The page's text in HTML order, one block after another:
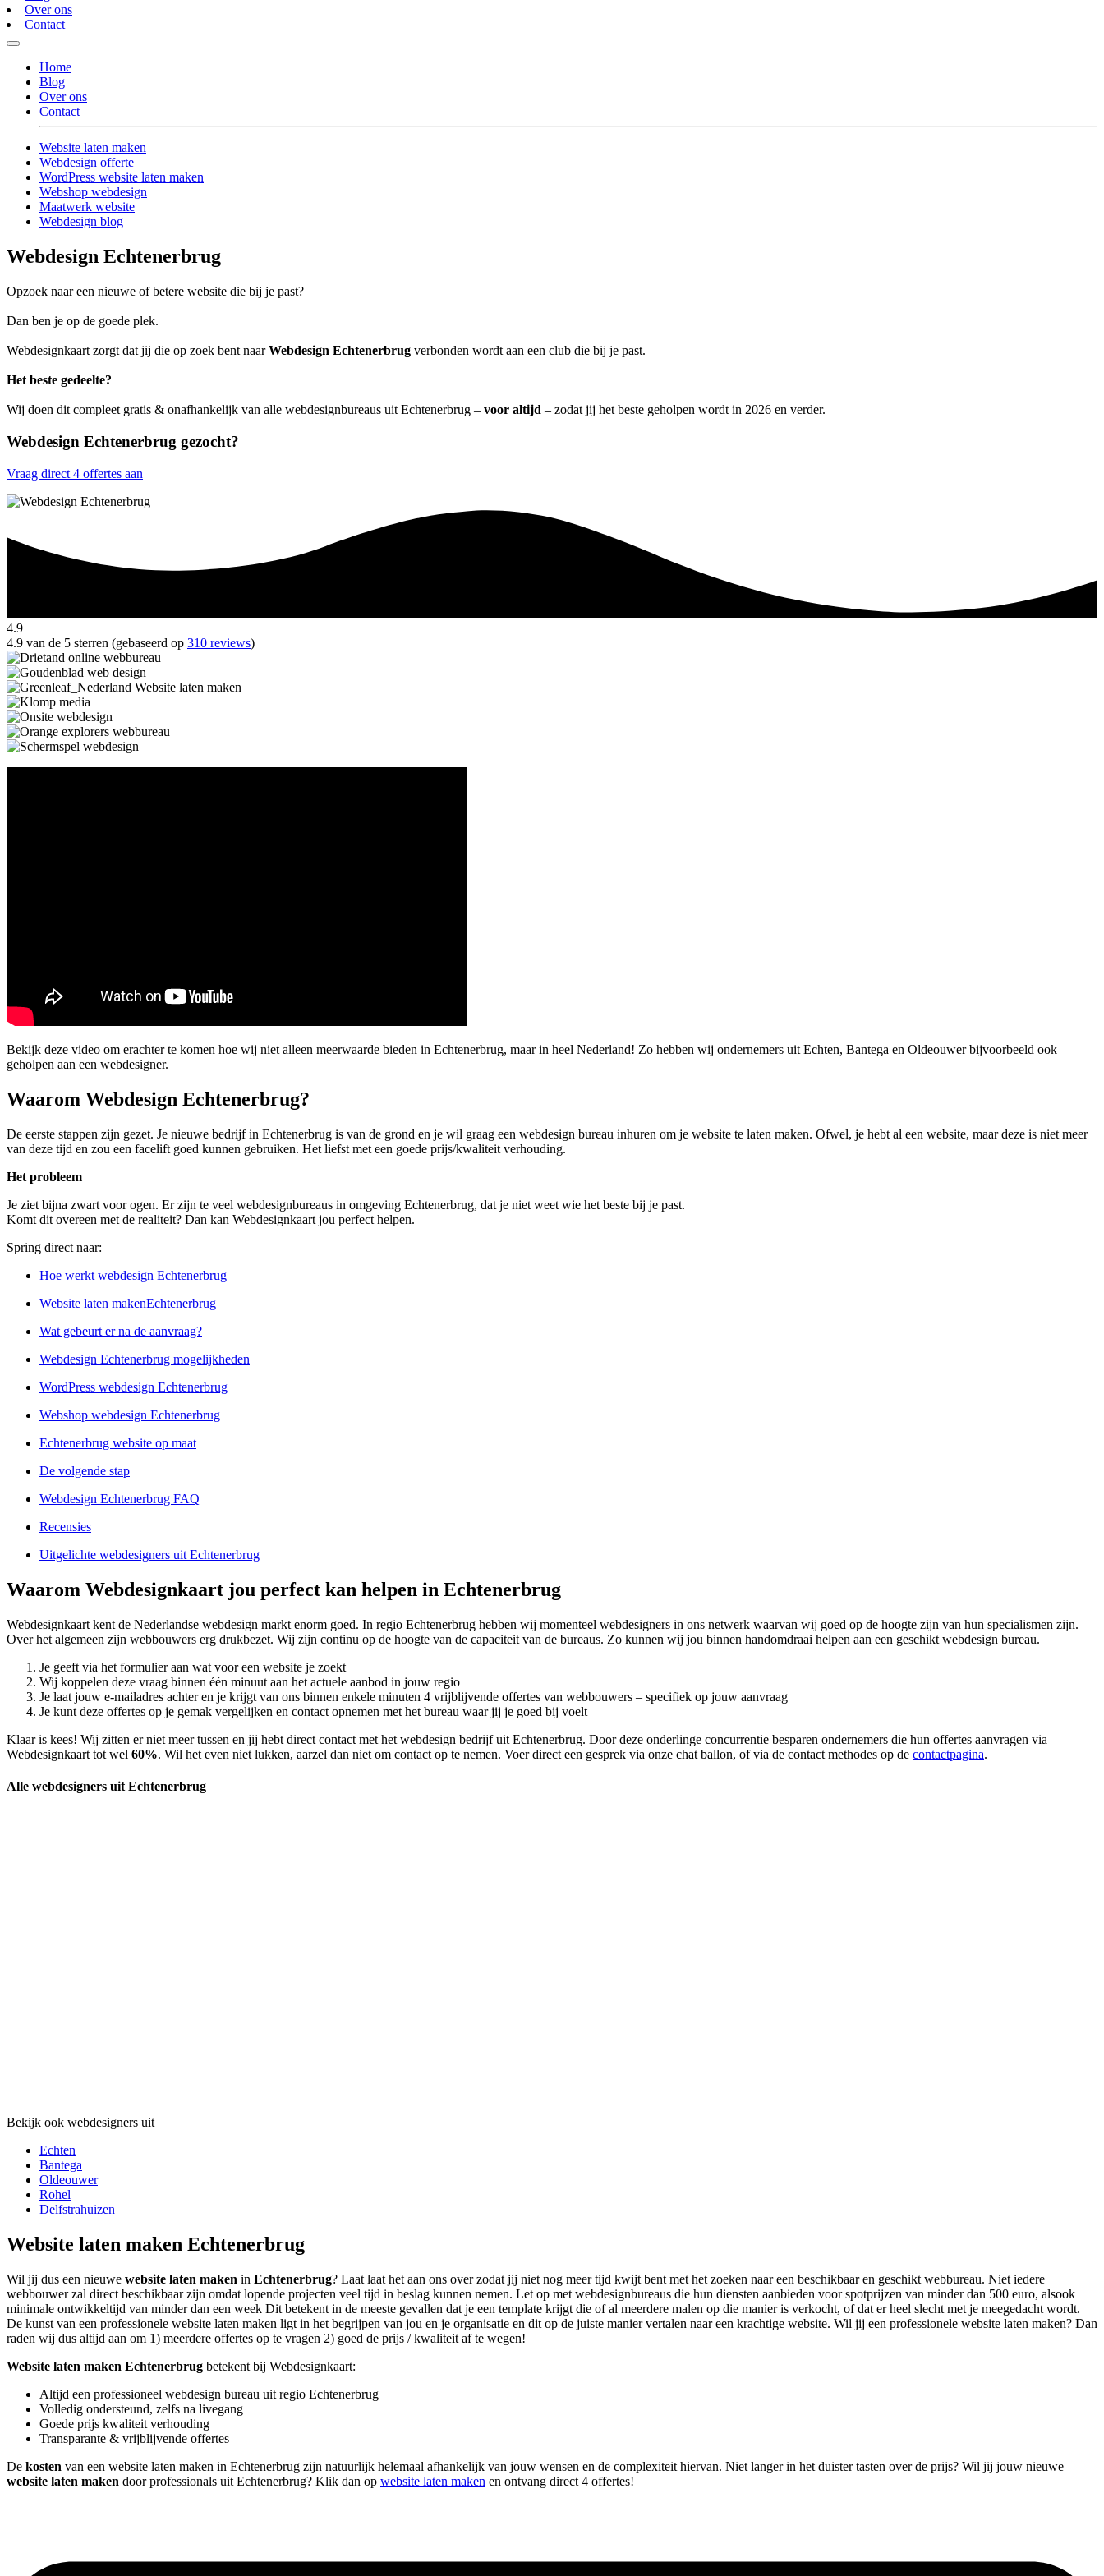
Over ons
Contact
Home
Blog
Over ons
Contact
Website laten maken
Webdesign offerte
WordPress website laten maken
Webshop webdesign
Maatwerk website
Webdesign blog
Webdesign Echtenerbrug
Opzoek naar een nieuwe of betere website die bij je past?
Dan ben je op de goede plek.
Webdesignkaart zorgt dat jij die op zoek bent naarWebdesign Echtenerbrug verbonden wordt aan een club die bij je past.
Het beste gedeelte?
Wij doen dit compleet gratis & onafhankelijk van alle webdesignbureaus uit Echtenerbrug – voor altijd – zodat jij het beste geholpen wordt in 2026 en verder.
Webdesign Echtenerbrug gezocht?
Vraag direct 4 offertes aan
4.9
4.9 van de 5 sterren (gebaseerd op 310 reviews)
Bekijk deze video om erachter te komen hoe wij niet alleen meerwaarde bieden in Echtenerbrug, maar in heel Nederland! Zo hebben wij ondernemers uit Echten, Bantega en Oldeouwer bijvoorbeeld ook
geholpen aan een webdesigner.
Waarom Webdesign Echtenerbrug?
De eerste stappen zijn gezet. Je nieuwe bedrijf in Echtenerbrug is van de grond en je wil graag een webdesign bureau inhuren om je website te laten maken. Ofwel, je hebt al een website, maar deze is niet meer
van deze tijd en zou een facelift goed kunnen gebruiken. Het liefst met een goede prijs/kwaliteit verhouding.
Het probleem
Je ziet bijna zwart voor ogen. Er zijn te veel webdesignbureaus in omgeving Echtenerbrug, dat je niet weet wie het beste bij je past.
Komt dit overeen met de realiteit? Dan kan Webdesignkaart jou perfect helpen.
Spring direct naar:
Hoe werkt webdesign Echtenerbrug
Website laten makenEchtenerbrug
Wat gebeurt er na de aanvraag?
Webdesign Echtenerbrug mogelijkheden
WordPress webdesign Echtenerbrug
Webshop webdesign Echtenerbrug
Echtenerbrug website op maat
De volgende stap
Webdesign Echtenerbrug FAQ
Recensies
Uitgelichte webdesigners uit Echtenerbrug
Waarom Webdesignkaart jou perfect kan helpen in Echtenerbrug
Webdesignkaart kent de Nederlandse webdesign markt enorm goed. In regio Echtenerbrug hebben wij momenteel webdesigners in ons netwerk waarvan wij goed op de hoogte zijn van hun specialismen zijn.
Over het algemeen zijn webbouwers erg drukbezet. Wij zijn continu op de hoogte van de capaciteit van de bureaus. Zo kunnen wij jou binnen handomdraai helpen aan een geschikt webdesign bureau.
Je geeft via het formulier aan wat voor een website je zoekt
Wij koppelen deze vraag binnen één minuut aan het actuele aanbod in jouw regio
Je laat jouw e-mailadres achter en je krijgt van ons binnen enkele minuten 4 vrijblijvende offertes van webbouwers – specifiek op jouw aanvraag
Je kunt deze offertes op je gemak vergelijken en contact opnemen met het bureau waar jij je goed bij voelt
Klaar is kees! Wij zitten er niet meer tussen en jij hebt direct contact met het webdesign bedrijf uit Echtenerbrug. Door deze onderlinge concurrentie besparen ondernemers die hun offertes aanvragen via
Webdesignkaart tot wel 60%. Wil het even niet lukken, aarzel dan niet om contact op te nemen. Voer direct een gesprek via onze chat ballon, of via de contact methodes op de contactpagina.
Alle webdesigners uit Echtenerbrug
Bekijk ook webdesigners uit
Echten
Bantega
Oldeouwer
Rohel
Delfstrahuizen
Website laten maken Echtenerbrug
Wil jij dus een nieuwe website laten maken in Echtenerbrug? Laat laat het aan ons over zodat jij niet nog meer tijd kwijt bent met het zoeken naar een beschikbaar en geschikt webbureau. Niet iedere
webbouwer zal direct beschikbaar zijn omdat lopende projecten veel tijd in beslag kunnen nemen. Let op met webdesignbureaus die hun diensten aanbieden voor spotprijzen van minder dan 500 euro, alsook
minimale ontwikkeltijd van minder dan een week Dit betekent in de meeste gevallen dat je een template krijgt die of al meerdere malen op die manier is verkocht, of dat er heel slecht met je meegedacht wordt.
De kunst van een professionele website laten maken ligt in het begrijpen van jou en je organisatie en dit op de juiste manier vertalen naar een krachtige website. Wil jij een professionele website laten maken? Dan
raden wij dus altijd aan om 1) meerdere offertes op te vragen 2) goed de prijs / kwaliteit af te wegen!
Website laten maken Echtenerbrug betekent bij Webdesignkaart:
Altijd een professioneel webdesign bureau uit regio Echtenerbrug
Volledig ondersteund, zelfs na livegang
Goede prijs kwaliteit verhouding
Transparante & vrijblijvende offertes
De kosten van een website laten maken in Echtenerbrug zijn natuurlijk helemaal afhankelijk van jouw wensen en de complexiteit hiervan. Niet langer in het duister tasten over de prijs? Wil jij jouw nieuwe
website laten maken door professionals uit Echtenerbrug? Klik dan op website laten maken en ontvang direct 4 offertes!